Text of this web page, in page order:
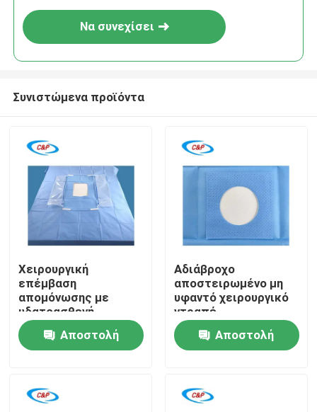
Σπίτι
Βίντεο
Να συνεχίσει
Συνιστώμενα προϊόντα
Χειρουργική
επέμβαση
απομόνωσης με
υδατοασθενή
λαπαροσκόπηση μίας
χρήσης Αποστολή
Αδιάβροχο
αποστειρωμένο μη
υφαντό χειρουργικό
ντραπέ
Νοσοκομειακής
χειρουργικής
επέμβασης μιας
Αποστολή